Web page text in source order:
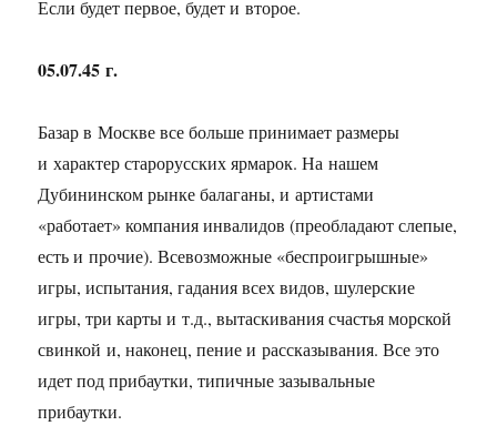
Если будет первое, будет и второе.
05.07.45 г.
Базар в Москве все больше принимает размеры
и характер старорусских ярмарок. На нашем
Дубининском рынке балаганы, и артистами
«работает» компания инвалидов (преобладают слепые,
есть и прочие). Всевозможные «беспроигрышные»
игры, испытания, гадания всех видов, шулерские
игры, три карты и т.д., вытаскивания счастья морской
свинкой и, наконец, пение и рассказывания. Все это
идет под прибаутки, типичные зазывальные
прибаутки.